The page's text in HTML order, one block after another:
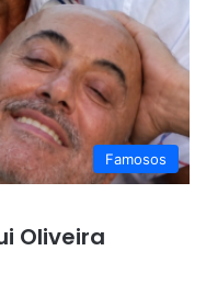
Famosos
Oliveira